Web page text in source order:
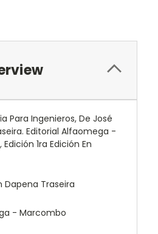
Para Ingenieros, De José
Editorial Alfaomega -
1ra Edición En
Dapena Traseira
- Marcombo